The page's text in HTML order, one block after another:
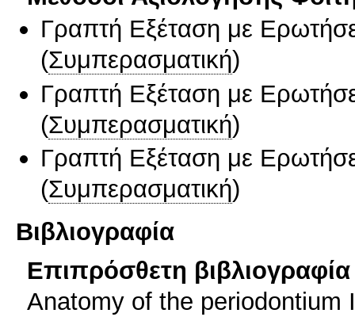
Γραπτή Εξέταση με
(Συμπερασματική)
Γραπτή Εξέταση με
(Συμπερασματική)
Γραπτή Εξέταση με
(Συμπερασματική)
Βιβλιογραφία
Επιπρόσθετη βιβλιογραφία
Anatomy of the periodontium